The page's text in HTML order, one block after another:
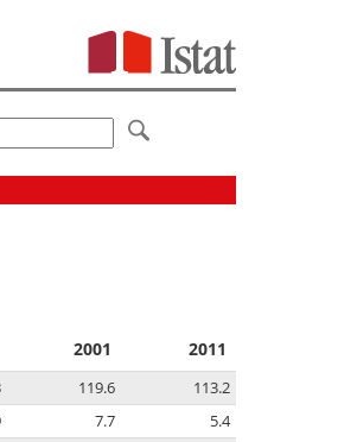
2001 2011
119.6
113.2
7.7
5.4